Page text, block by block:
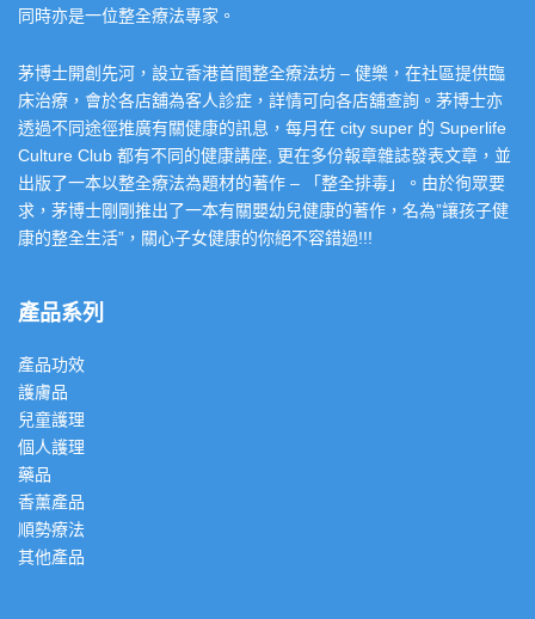
同時亦是一位整全療法專家。
茅博士開創先河，設立香港首間整全療法坊 – 健樂，在社區提供臨
床治療，會於各店舖為客人診症，詳情可向各店舖查詢。茅博士亦
透過不同途徑推廣有關健康的訊息，每月在 city super 的 Superlife
Culture Club 都有不同的健康講座, 更在多份報章雜誌發表文章，並
出版了一本以整全療法為題材的著作 – 「整全排毒」。由於徇眾要
求，茅博士剛剛推出了一本有關嬰幼兒健康的著作，名為”讓孩子健
康的整全生活”，關心子女健康的你絕不容錯過!!!
產品系列
產品功效
護膚品
兒童護理
個人護理
藥品
香薰產品
順勢療法
其他產品